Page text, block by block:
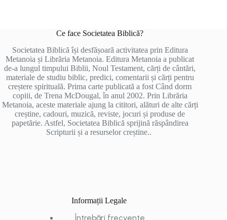
Ce face Societatea Biblică?
Societatea Biblică își desfășoară activitatea prin Editura
Metanoia și Librăria Metanoia. Editura Metanoia a publicat
de-a lungul timpului Biblii, Noul Testament, cărți de cântări,
materiale de studiu biblic, predici, comentarii și cărți pentru
creștere spirituală. Prima carte publicată a fost Când dorm
copiii, de Trena McDougal, în anul 2002. Prin Librăria
Metanoia, aceste materiale ajung la cititori, alături de alte cărți
creștine, cadouri, muzică, reviste, jocuri și produse de
papetărie. Astfel, Societatea Biblică sprijină răspândirea
Scripturii și a resurselor creștine..
Informații Legale
Întrebări frecvente